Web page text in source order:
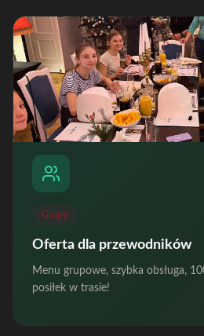
Grupy
Oferta dla przewodników
Menu grupowe, szybka obsługa,
posiłek w trasie!